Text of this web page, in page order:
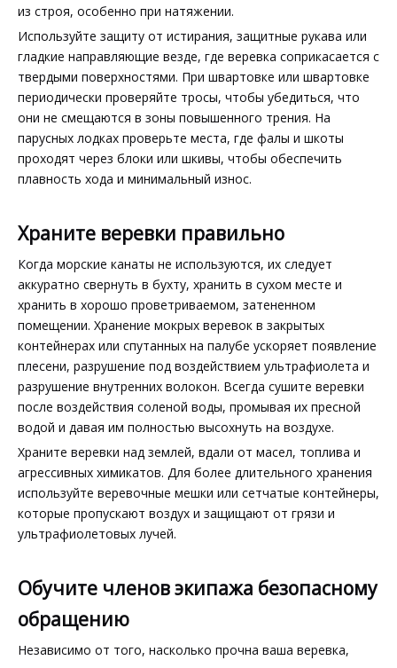
из строя, особенно при натяжении.
Используйте защиту от истирания, защитные рукава или
гладкие направляющие везде, где веревка соприкасается с
твердыми поверхностями. При швартовке или швартовке
периодически проверяйте тросы, чтобы убедиться, что
они не смещаются в зоны повышенного трения. На
парусных лодках проверьте места, где фалы и шкоты
проходят через блоки или шкивы, чтобы обеспечить
плавность хода и минимальный износ.
Храните веревки правильно
Когда морские канаты не используются, их следует
аккуратно свернуть в бухту, хранить в сухом месте и
хранить в хорошо проветриваемом, затененном
помещении. Хранение мокрых веревок в закрытых
контейнерах или спутанных на палубе ускоряет появление
плесени, разрушение под воздействием ультрафиолета и
разрушение внутренних волокон. Всегда сушите веревки
после воздействия соленой воды, промывая их пресной
водой и давая им полностью высохнуть на воздухе.
Храните веревки над землей, вдали от масел, топлива и
агрессивных химикатов. Для более длительного хранения
используйте веревочные мешки или сетчатые контейнеры,
которые пропускают воздух и защищают от грязи и
ультрафиолетовых лучей.
Обучите членов экипажа безопасному
обращению
Независимо от того, насколько прочна ваша веревка,